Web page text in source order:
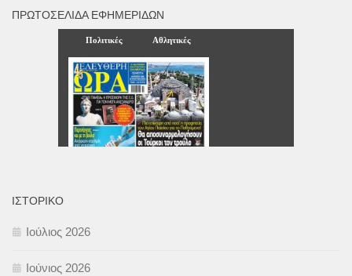
ΠΡΩΤΟΣΈΛΙΔΑ ΕΦΗΜΕΡΊΔΩΝ
ΙΣΤΟΡΙΚΌ
Ιούλιος 2026
Ιούνιος 2026